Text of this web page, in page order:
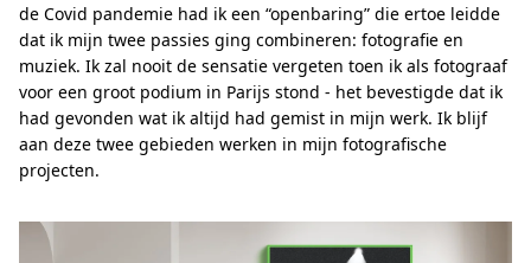
de Covid pandemie had ik een “openbaring” die ertoe leidde
dat ik mijn twee passies ging combineren: fotografie en
muziek. Ik zal nooit de sensatie vergeten toen ik als fotograaf
voor een groot podium in Parijs stond - het bevestigde dat ik
had gevonden wat ik altijd had gemist in mijn werk. Ik blijf
aan deze twee gebieden werken in mijn fotografische
projecten.